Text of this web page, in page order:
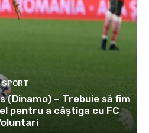
SPORT
(Dinamo) – Trebuie să fim
pentru a câștiga cu FC